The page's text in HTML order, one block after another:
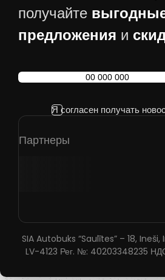
получайте
предложения и
Я согласен получать
Партнеры
SIA Autobuks “Saulītes” – 18,
LV-4123 Рег. №: 40203348235